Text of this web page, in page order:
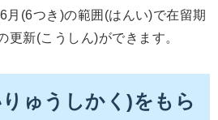
月(6つき)の範囲(はんい)で在留期
更新(こうしん)ができます。
ゅうしかく)をもら